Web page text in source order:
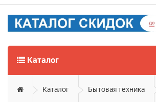
Каталог
Каталог Бытовая техника